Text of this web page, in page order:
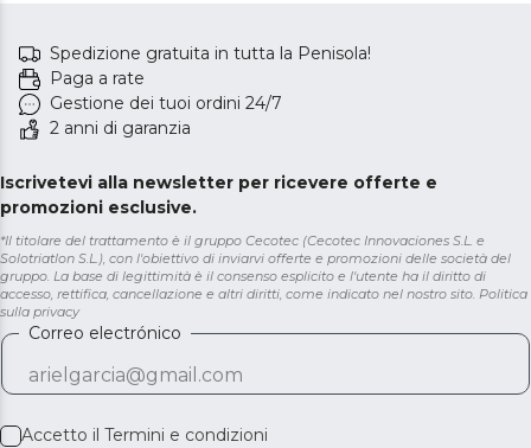
Spedizione gratuita in tutta la Penisola!
Paga a rate
Gestione dei tuoi ordini 24/7
2 anni di garanzia
Iscrivetevi alla newsletter per ricevere offerte e
promozioni esclusive.
*Il titolare del trattamento è il gruppo Cecotec (Cecotec Innovaciones S.L. e
Solotriatlon S.L.), con l'obiettivo di inviarvi offerte e promozioni delle società del
gruppo. La base di legittimità è il consenso esplicito e l'utente ha il diritto di
accesso, rettifica, cancellazione e altri diritti, come indicato nel nostro sito. Politica
sulla privacy
Correo electrónico
Accetto il Termini e condizioni